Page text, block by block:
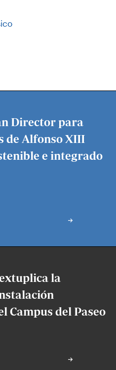
Director para
de Alfonso XIII
e integrado
la
Campus del Paseo